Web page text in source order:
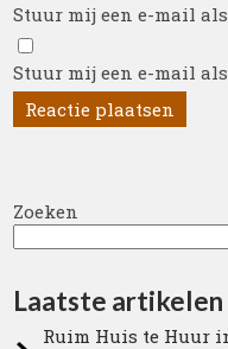
Stuur mij een e-mail
Stuur mij een e-mail
Zoeken
Laatste artikelen
Ruim Huis te Huur